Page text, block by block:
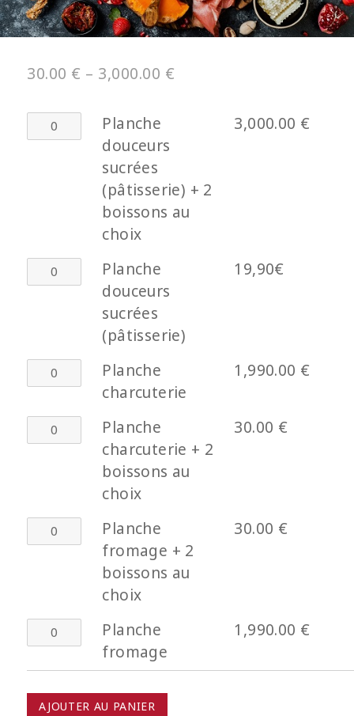
30.00 € – 3,000.00 €
quantité
de
(pâtisserie)
+
Planche
douceurs
sucrées
(pâtisserie) + 2
boissons au
choix
3,000.00 €
quantité
de
sucrées
(pâtisserie)
Planche
douceurs
sucrées
(pâtisserie)
19,90€
quantité
de
Planche
charcuterie
Planche
charcuterie
1,990.00 €
quantité
de
charcuterie
+
Planche
charcuterie + 2
boissons au
choix
30.00 €
quantité
de
+
choix
Planche
fromage + 2
boissons au
choix
30.00 €
quantité
de
Planche
fromage
Planche
fromage
1,990.00 €
AJOUTER AU PANIER